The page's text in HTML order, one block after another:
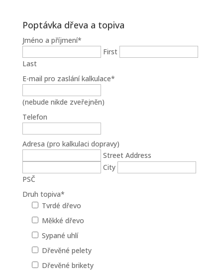
Poptávka dřeva a topiva
Jméno a příjmení*
First
Last
E-mail pro zaslání kalkulace*
(nebude nikde zveřejněn)
Telefon
Adresa (pro kalkulaci dopravy)
Street Address
City
PSČ
Druh topiva*
Tvrdé dřevo
Měkké dřevo
Sypané uhlí
Dřevěné pelety
Dřevěné brikety